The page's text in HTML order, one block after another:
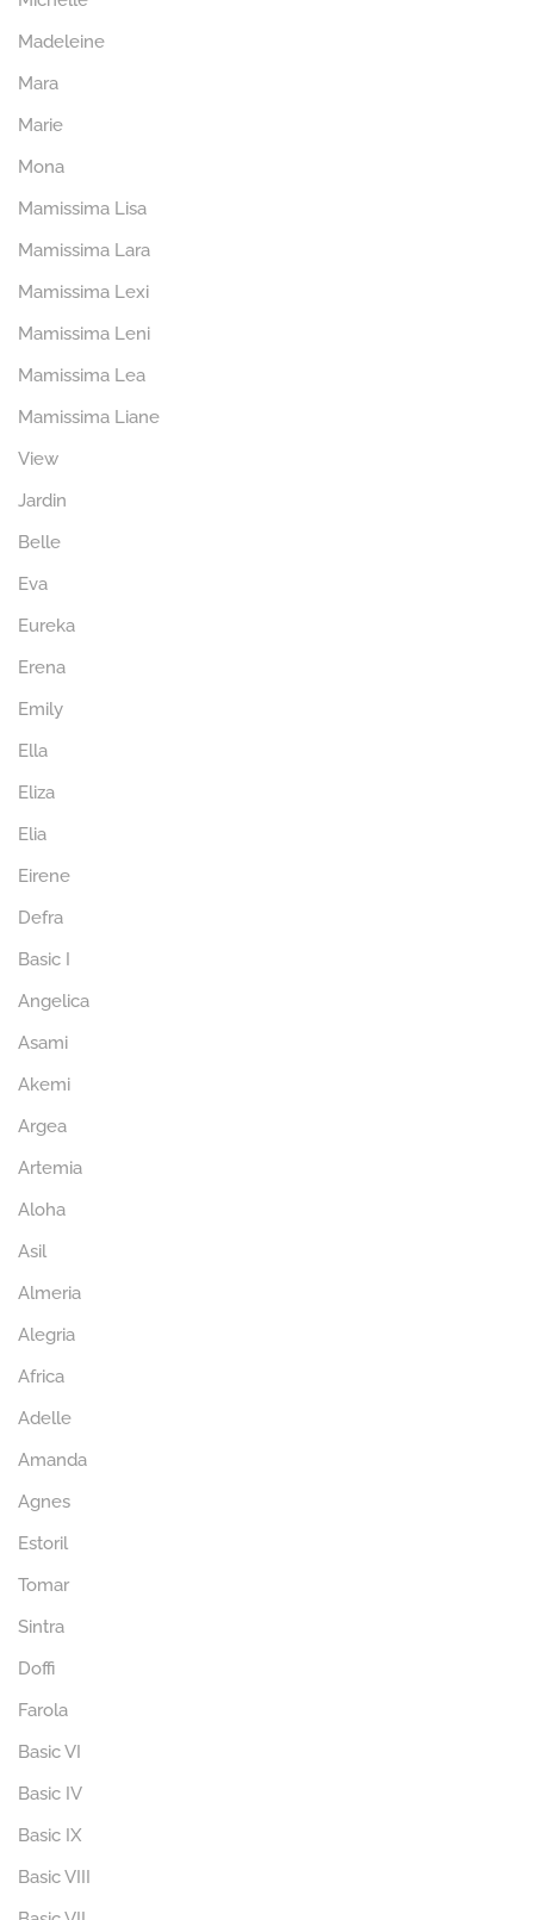
Madeleine
Mara
Marie
Mona
Mamissima Lisa
Mamissima Lara
Mamissima Lexi
Mamissima Leni
Mamissima Lea
Mamissima Liane
View
Jardin
Belle
Eva
Eureka
Erena
Emily
Ella
Eliza
Elia
Eirene
Defra
Basic I
Angelica
Asami
Akemi
Argea
Artemia
Aloha
Asil
Almeria
Alegria
Africa
Adelle
Amanda
Agnes
Estoril
Tomar
Sintra
Doffi
Farola
Basic VI
Basic IV
Basic IX
Basic VIII